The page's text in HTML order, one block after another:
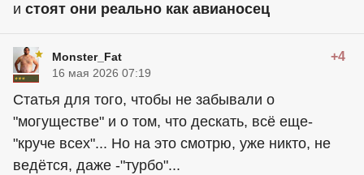
и стоят они реально как авианосец
Monster_Fat +4
16 мая 2026 07:19
Статья для того, чтобы не забывали о
"могуществе" и о том, что дескать, всё еще-
"круче всех"... Но на это смотрю, уже никто, не
ведётся, даже -"турбо"...